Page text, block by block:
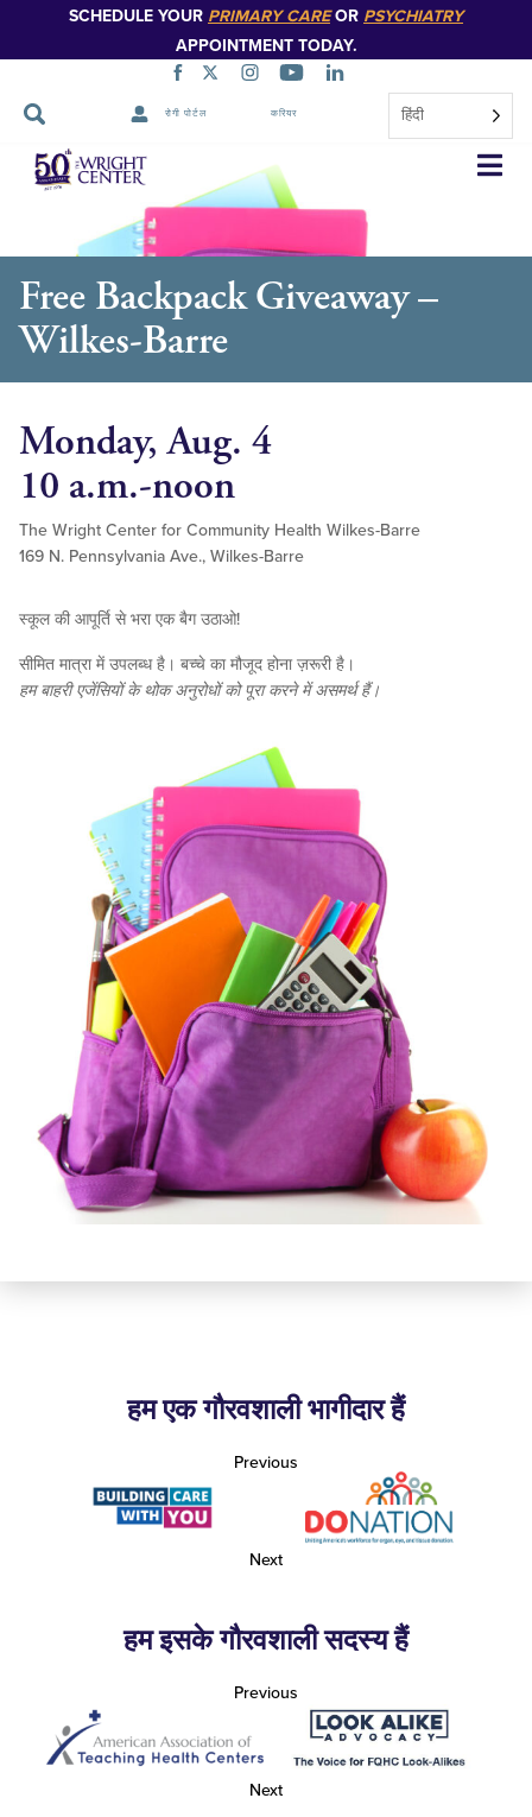
SCHEDULE YOUR PRIMARY CAREOR PSYCHIATRY
APPOINTMENT TODAY.
रोगी पोर्टल करियर हिंदी
नेविगेशन
छोड़ें
Free Backpack Giveaway –
Wilkes-Barre
Monday, Aug. 4
10 a.m.-noon
The Wright Center for Community Health Wilkes-Barre
169 N. Pennsylvania Ave., Wilkes-Barre
स्कूल की आपूर्ति से भरा एक बैग उठाओ!
सीमित मात्रा में उपलब्ध है। बच्चे का मौजूद होना ज़रूरी है।
हम बाहरी एजेंसियों के थोक अनुरोधों को पूरा करने में असमर्थ हैं।
हम एक गौरवशाली भागीदार हैं
Previous
Next
हम इसके गौरवशाली सदस्य हैं
Previous
Next